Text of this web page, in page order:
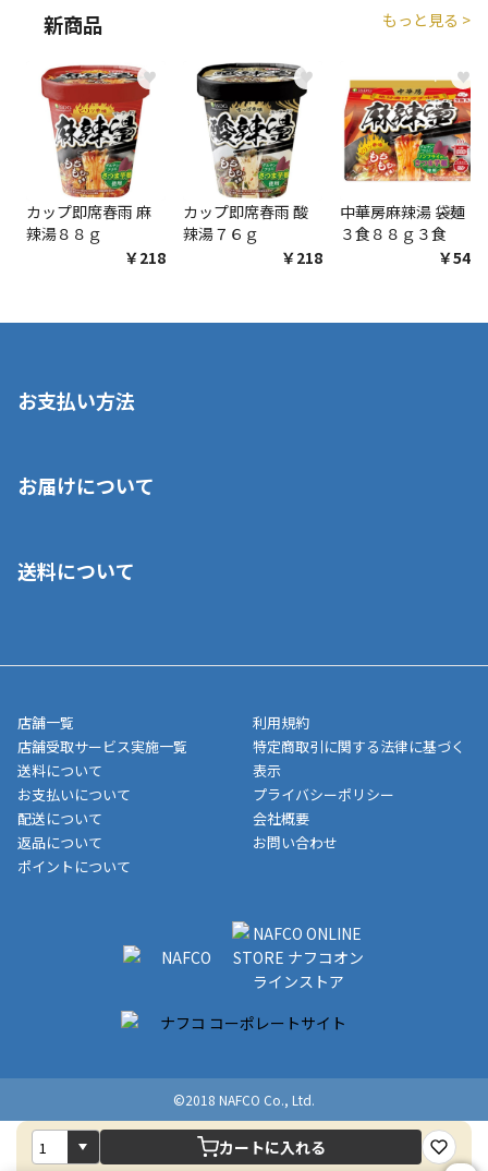
カートに入れる
新商品 もっと見る >
♥
カップ即席春雨 麻
辣湯８８ｇ
￥218
♥
カップ即席春雨 酸
辣湯７６ｇ
￥218
♥
中華房麻辣湯 袋麺
３食８８ｇ３食
￥548
お支払い方法
いいただくことはできません。ご了承ください。
■代金引換(代引)※手数料がかかります
■商品によっては一部決済方法が使用できない場合がございま
す。
お届けについて
ご注文が確認出来次第、1～4営業日に発送いたします。「お取り
業日にてお引渡しとなります。(離島などの場合、例外もあります)
メーカー直送品など一部商品については、その他商品との購入に
制限がかかる場合がございます。また発送日についても、通常と
異なる場合がございます。対象商品の説明ページをご確認くださ
い。
■店舗受取をご選択いただいた場合
ご注文が確認出来次第、お受取される店舗在庫を使用してご準備
をさせていただきます。店舗に在庫がない場合は店舗よりお取り
いただく場合がございます。店舗準備でのお渡しとなる為、商品
のみの受け渡しとなります。（箱や納品書は付属しておりませ
ん）店舗で準備が出来次第、メールにてご連絡させていただきま
送料について
店舗一覧
店舗受取サービス実施一覧
送料について
お支払いについて
配送について
返品について
ポイントについて
利用規約
特定商取引に関する法律に基づく
表示
プライバシーポリシー
会社概要
お問い合わせ
©2018 NAFCO Co., Ltd.